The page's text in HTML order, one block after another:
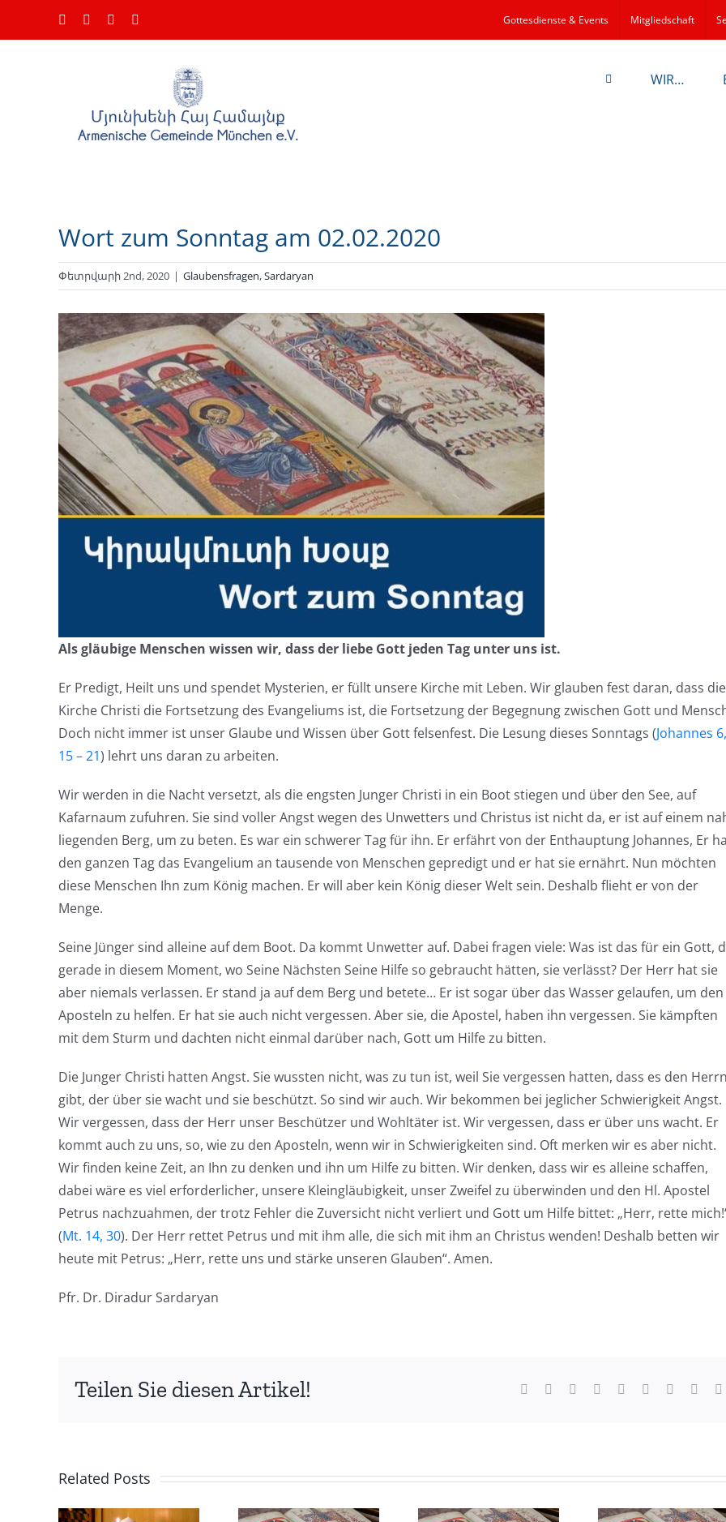
FacebookInstagramYouTube Gottesdienste & Events Mitgliedschaft
WIR…
Wort zum Sonntag am 02.02.2020
Փետրվարի 2nd, 2020 | Glaubensfragen,Sardaryan
Als gläubige Menschen wissen wir, dass der liebe Gott jeden Tag unter uns ist.
Er Predigt, Heilt uns und spendet Mysterien, er füllt unsere Kirche mit Leben. Wir glauben fest daran, dass die
Kirche Christi die Fortsetzung des Evangeliums ist, die Fortsetzung der Begegnung zwischen Gott und
Doch nicht immer ist unser Glaube und Wissen über Gott felsenfest. Die Lesung dieses Sonntags (Johannes 6,
15 – 21) lehrt uns daran zu arbeiten.
Wir werden in die Nacht versetzt, als die engsten Junger Christi in ein Boot stiegen und über den See, auf
Kafarnaum zufuhren. Sie sind voller Angst wegen des Unwetters und Christus ist nicht da, er ist auf einem
liegenden Berg, um zu beten. Es war ein schwerer Tag für ihn. Er erfährt von der Enthauptung Johannes, Er
den ganzen Tag das Evangelium an tausende von Menschen gepredigt und er hat sie ernährt. Nun möchten
diese Menschen Ihn zum König machen. Er will aber kein König dieser Welt sein. Deshalb flieht er von der
Menge.
Seine Jünger sind alleine auf dem Boot. Da kommt Unwetter auf. Dabei fragen viele: Was ist das für ein Gott,
gerade in diesem Moment, wo Seine Nächsten Seine Hilfe so gebraucht hätten, sie verlässt? Der Herr hat sie
aber niemals verlassen. Er stand ja auf dem Berg und betete… Er ist sogar über das Wasser gelaufen, um den
Aposteln zu helfen. Er hat sie auch nicht vergessen. Aber sie, die Apostel, haben ihn vergessen. Sie kämpften
mit dem Sturm und dachten nicht einmal darüber nach, Gott um Hilfe zu bitten.
Die Junger Christi hatten Angst. Sie wussten nicht, was zu tun ist, weil Sie vergessen hatten, dass es den Herrn
gibt, der über sie wacht und sie beschützt. So sind wir auch. Wir bekommen bei jeglicher Schwierigkeit Angst.
Wir vergessen, dass der Herr unser Beschützer und Wohltäter ist. Wir vergessen, dass er über uns wacht. Er
kommt auch zu uns, so, wie zu den Aposteln, wenn wir in Schwierigkeiten sind. Oft merken wir es aber nicht.
Wir finden keine Zeit, an Ihn zu denken und ihn um Hilfe zu bitten. Wir denken, dass wir es alleine schaffen,
dabei wäre es viel erforderlicher, unsere Kleingläubigkeit, unser Zweifel zu überwinden und den Hl. Apostel
Petrus nachzuahmen, der trotz Fehler die Zuversicht nicht verliert und Gott um Hilfe bittet: „Herr, rette
(Mt. 14, 30). Der Herr rettet Petrus und mit ihm alle, die sich mit ihm an Christus wenden! Deshalb betten wir
heute mit Petrus: „Herr, rette uns und stärke unseren Glauben“. Amen.
Pfr. Dr. Diradur Sardaryan
Teilen Sie diesen Artikel! Facebook Reddit LinkedInWhatsApp
TumblrPinterest
Related Posts